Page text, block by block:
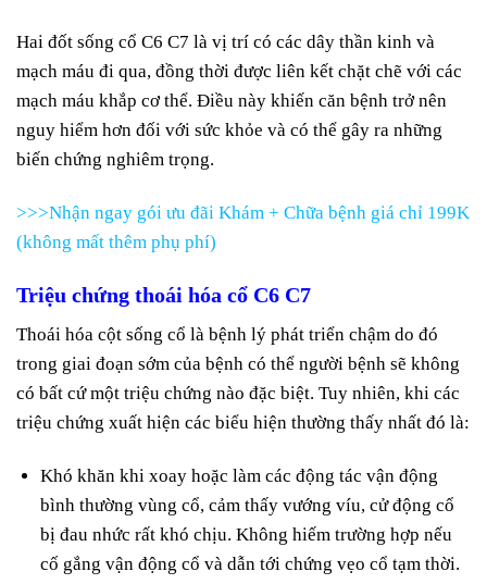
Hai đốt sống cổ C6 C7 là vị trí có các dây thần kinh và
mạch máu đi qua, đồng thời được liên kết chặt chẽ với các
mạch máu khắp cơ thể. Điều này khiến căn bệnh trở nên
nguy hiểm hơn đối với sức khỏe và có thể gây ra những
biến chứng nghiêm trọng.
>>>Nhận ngay gói ưu đãi Khám + Chữa bệnh giá chỉ 199K
(không mất thêm phụ phí)
Triệu chứng thoái hóa cổ C6 C7
Thoái hóa cột sống cổ là bệnh lý phát triển chậm do đó
trong giai đoạn sớm của bệnh có thể người bệnh sẽ không
có bất cứ một triệu chứng nào đặc biệt. Tuy nhiên, khi các
triệu chứng xuất hiện các biểu hiện thường thấy nhất đó là:
Khó khăn khi xoay hoặc làm các động tác vận động
bình thường vùng cổ, cảm thấy vướng víu, cử động cổ
bị đau nhức rất khó chịu. Không hiếm trường hợp nếu
cố gắng vận động cổ và dẫn tới chứng vẹo cổ tạm thời.